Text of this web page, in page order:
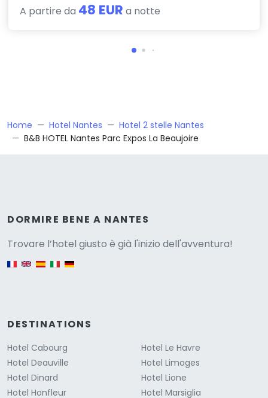
A partire da 48 EUR a notte
Home Hotel Nantes
Hotel 2 stelle Nantes
B&B HOTEL Nantes Parc Expos La Beaujoire
DORMIRE BENE A NANTES
Trovare l’hotel giusto è già l'inizio dell'avventura!
English version
DESTINATIONS
Hotel Cabourg
Hotel Deauville
Hotel Dinard
Hotel Honfleur
Hotel Le Havre
Hotel Limoges
Hotel Lione
Hotel Marsiglia